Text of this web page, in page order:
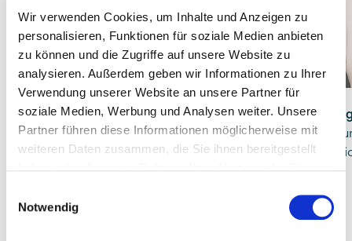
Wir verwenden Cookies, um Inhalte und Anzeigen zu
personalisieren, Funktionen für soziale Medien anbieten
zu können und die Zugriffe auf unsere Website zu
analysieren. Außerdem geben wir Informationen zu Ihrer
Verwendung unserer Website an unsere Partner für
soziale Medien, Werbung und Analysen weiter. Unsere
Partner führen diese Informationen möglicherweise mit
weiteren Daten zusammen, die Sie ihnen bereitgestellt
Notwendig
Ing. Michael Zenger MSc
CEO | Geschäftsführer
Tamara
Finance |